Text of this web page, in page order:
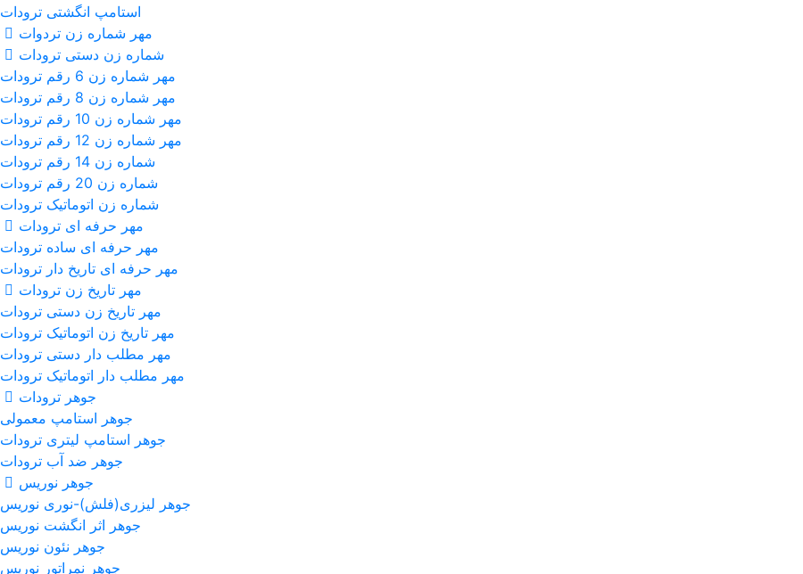
استامپ انگشتی ترودات
مهر شماره زن تردوات
شماره زن دستی ترودات
مهر شماره زن 6 رقم ترودات
مهر شماره زن 8 رقم ترودات
مهر شماره زن 10 رقم ترودات
مهر شماره زن 12 رقم ترودات
شماره زن 14 رقم ترودات
شماره زن 20 رقم ترودات
شماره زن اتوماتیک ترودات
مهر حرفه ای ترودات
مهر حرفه ای ساده ترودات
مهر حرفه ای تاریخ دار ترودات
مهر تاریخ زن ترودات
مهر تاریخ زن دستی ترودات
مهر تاریخ زن اتوماتیک ترودات
مهر مطلب دار دستی ترودات
مهر مطلب دار اتوماتیک ترودات
جوهر ترودات
جوهر استامپ معمولی
جوهر استامپ لیتری ترودات
جوهر ضد آب ترودات
جوهر نوریس
جوهر لیزری(فلش)-نوری نوریس
جوهر اثر انگشت نوریس
جوهر نئون نوریس
جوهر نمراتور نوریس